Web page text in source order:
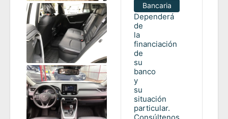
Bancaria
Dependerá
de
la
financiación
de
su
banco
y
su
situación
particular.